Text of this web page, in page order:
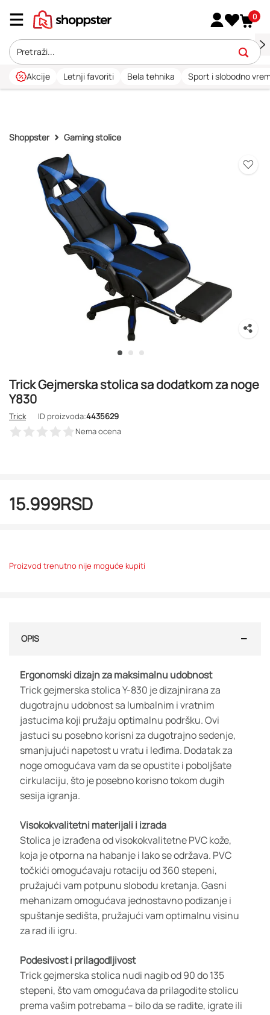
0
Akcije Letnji favoriti Bela tehnika Sport i slobodno
Shoppster Gaming stolice
Trick Gejmerska stolica sa dodatkom za noge
Y830
Trick ID proizvoda:4435629
Nema ocena
15.999RSD
Proizvod trenutno nije moguće kupiti
OPIS
Ergonomski dizajn za maksimalnu udobnost
Trick gejmerska stolica Y-830 je dizajnirana za
dugotrajnu udobnost sa lumbalnim i vratnim
jastucima koji pružaju optimalnu podršku. Ovi
jastuci su posebno korisni za dugotrajno sedenje,
smanjujući napetost u vratu i leđima. Dodatak za
noge omogućava vam da se opustite i poboljšate
cirkulaciju, što je posebno korisno tokom dugih
sesija igranja.
Visokokvalitetni materijali i izrada
Stolica je izrađena od visokokvalitetne PVC kože,
koja je otporna na habanje i lako se održava. PVC
točkići omogućavaju rotaciju od 360 stepeni,
pružajući vam potpunu slobodu kretanja. Gasni
mehanizam omogućava jednostavno podizanje i
spuštanje sedišta, pružajući vam optimalnu visinu
za rad ili igru.
Podesivost i prilagodljivost
Trick gejmerska stolica nudi nagib od 90 do 135
stepeni, što vam omogućava da prilagodite stolicu
prema vašim potrebama – bilo da se radite, igrate ili